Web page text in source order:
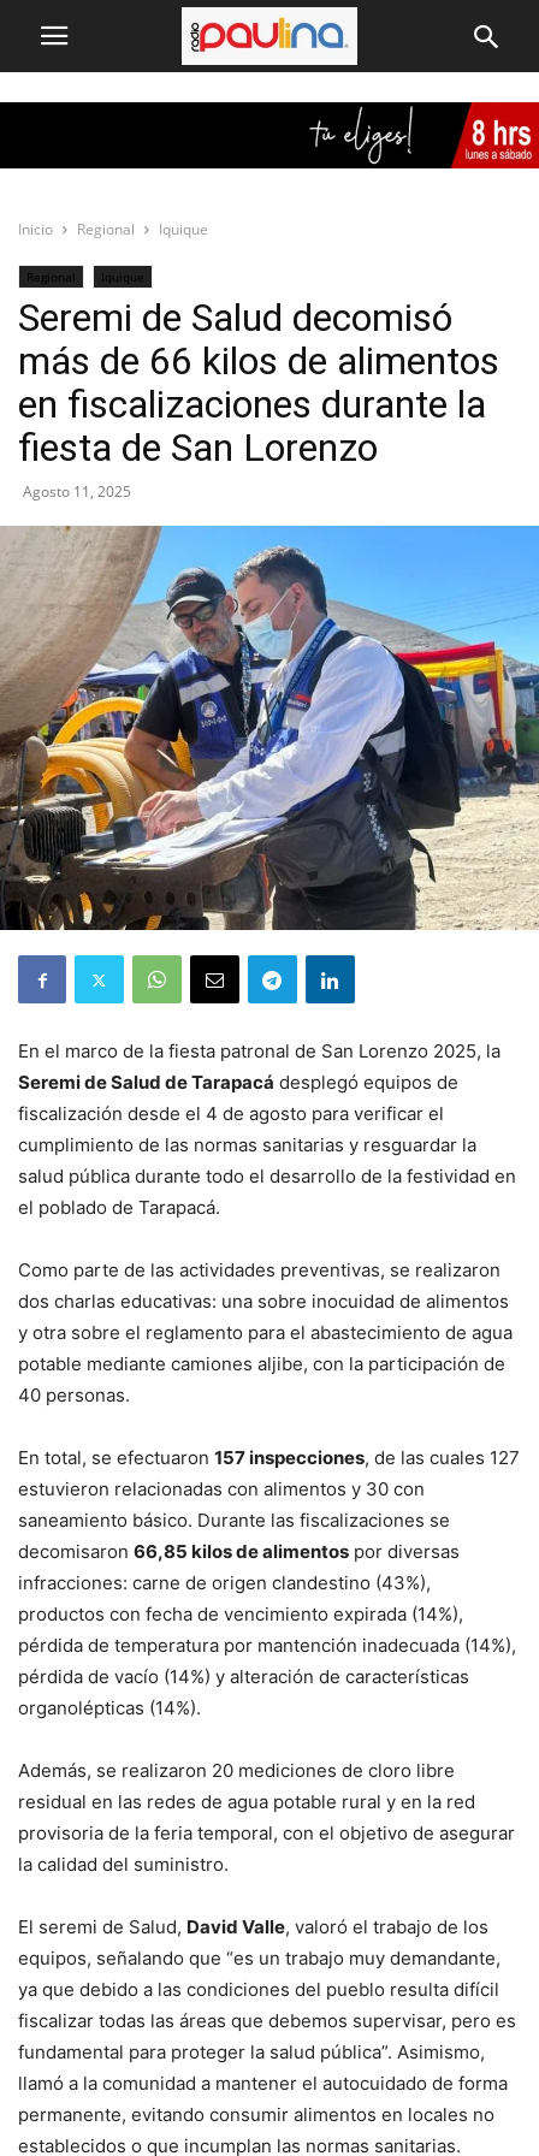
Inicio Regional Iquique
Regional Iquique
Seremi de Salud decomisó
más de 66 kilos de alimentos
en fiscalizaciones durante la
fiesta de San Lorenzo
Agosto 11, 2025
En el marco de la fiesta patronal de San Lorenzo 2025, la
Seremi de Salud de Tarapacá desplegó equipos de
fiscalización desde el 4 de agosto para verificar el
cumplimiento de las normas sanitarias y resguardar la
salud pública durante todo el desarrollo de la festividad en
el poblado de Tarapacá.
Como parte de las actividades preventivas, se realizaron
dos charlas educativas: una sobre inocuidad de alimentos
y otra sobre el reglamento para el abastecimiento de agua
potable mediante camiones aljibe, con la participación de
40 personas.
En total, se efectuaron 157 inspecciones, de las cuales 127
estuvieron relacionadas con alimentos y 30 con
saneamiento básico. Durante las fiscalizaciones se
decomisaron 66,85 kilos de alimentos por diversas
infracciones: carne de origen clandestino (43%),
productos con fecha de vencimiento expirada (14%),
pérdida de temperatura por mantención inadecuada (14%),
pérdida de vacío (14%) y alteración de características
organolépticas (14%).
Además, se realizaron 20 mediciones de cloro libre
residual en las redes de agua potable rural y en la red
provisoria de la feria temporal, con el objetivo de asegurar
la calidad del suministro.
El seremi de Salud, David Valle, valoró el trabajo de los
equipos, señalando que “es un trabajo muy demandante,
ya que debido a las condiciones del pueblo resulta difícil
fiscalizar todas las áreas que debemos supervisar, pero es
fundamental para proteger la salud pública”. Asimismo,
llamó a la comunidad a mantener el autocuidado de forma
permanente, evitando consumir alimentos en locales no
establecidos o que incumplan las normas sanitarias.